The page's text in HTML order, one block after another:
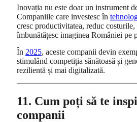
Inovația nu este doar un instrument
Companiile care investesc în
cresc productivitatea, reduc costurile,
îmbunătățesc imaginea României pe
În 2025, aceste companii devin
stimulând competiția sănătoasă și
rezilientă și mai digitalizată.
11. Cum poți să te
companii